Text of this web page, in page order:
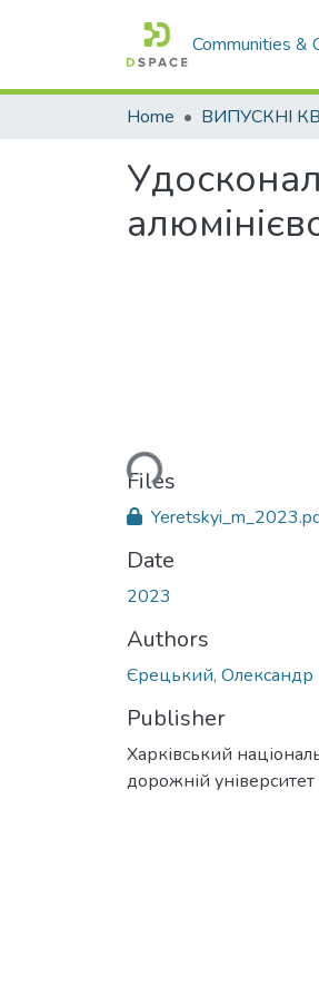
Communities &
Home
Loading...
Files
Date
2023
Authors
Єрецький, Олександр
Publisher
Харківський
дорожній університет